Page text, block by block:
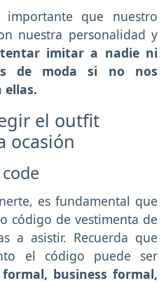
que nuestro
nuestra personalidad y
imitar a nadie ni
de moda si no nos
ellas.
el outfit
ocasión
es fundamental que
código de vestimenta de
a asistir. Recuerda que
el código puede ser
business formal,